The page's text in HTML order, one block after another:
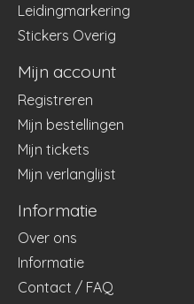
Leidingmarkering
Stickers Overig
Mijn account
Registreren
Mijn bestellingen
Mijn tickets
Mijn verlanglijst
Informatie
Over ons
Informatie
Contact / FAQ